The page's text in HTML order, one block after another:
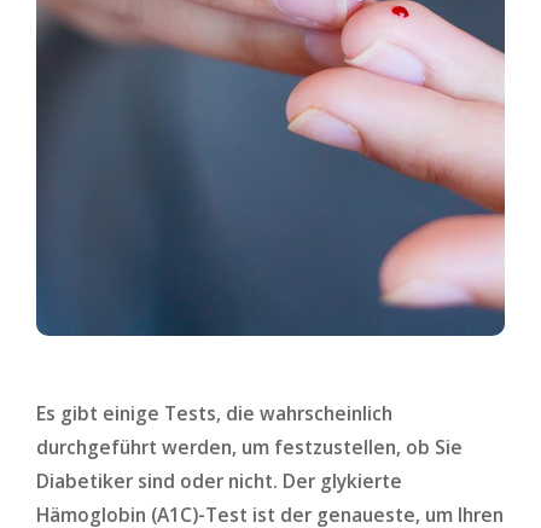
Es gibt einige Tests, die wahrscheinlich
durchgeführt werden, um festzustellen, ob Sie
Diabetiker sind oder nicht. Der glykierte
Hämoglobin (A1C)-Test ist der genaueste, um Ihren